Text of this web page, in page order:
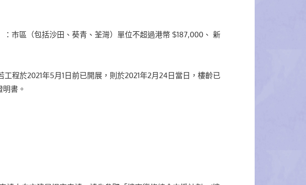
巿區（包括沙田、葵青、荃灣）單位不超過港幣 $187,000、 新
程於2021年5月1日前已開展，則於2021年2月24日當日，樓齡已
書。